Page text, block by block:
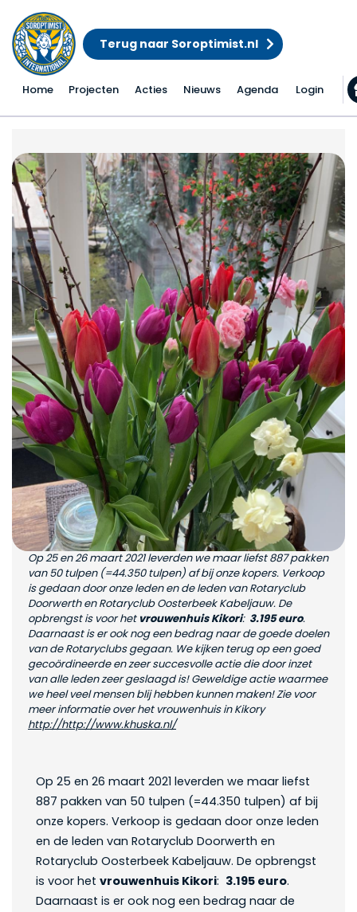
Terug naar Soroptimist.nl
Home Projecten Acties Nieuws Agenda Login
Actie Coronatulpen
Op 25 en 26 maart 2021 leverden we maar liefst 887 pakken
van 50 tulpen (=44.350 tulpen) af bij onze kopers. Verkoop
is gedaan door onze leden en de leden van Rotaryclub
Doorwerth en Rotaryclub Oosterbeek Kabeljauw. De
opbrengst is voor het vrouwenhuis Kikori: 3.195 euro.
Daarnaast is er ook nog een bedrag naar de goede doelen
van de Rotaryclubs gegaan. We kijken terug op een goed
gecoördineerde en zeer succesvolle actie die door inzet
van alle leden zeer geslaagd is! Geweldige actie waarmee
we heel veel mensen blij hebben kunnen maken! Zie voor
meer informatie over het vrouwenhuis in Kikory
http://http://www.khuska.nl/
Op 25 en 26 maart 2021 leverden we maar liefst
887 pakken van 50 tulpen (=44.350 tulpen) af bij
onze kopers. Verkoop is gedaan door onze leden
en de leden van Rotaryclub Doorwerth en
Rotaryclub Oosterbeek Kabeljauw. De opbrengst
is voor het vrouwenhuis Kikori: 3.195 euro.
Daarnaast is er ook nog een bedrag naar de